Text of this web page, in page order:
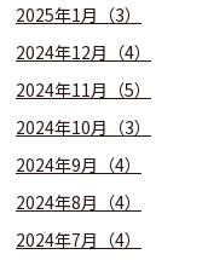
2025年1月（3）
2024年12月（4）
2024年11月（5）
2024年10月（3）
2024年9月（4）
2024年8月（4）
2024年7月（4）